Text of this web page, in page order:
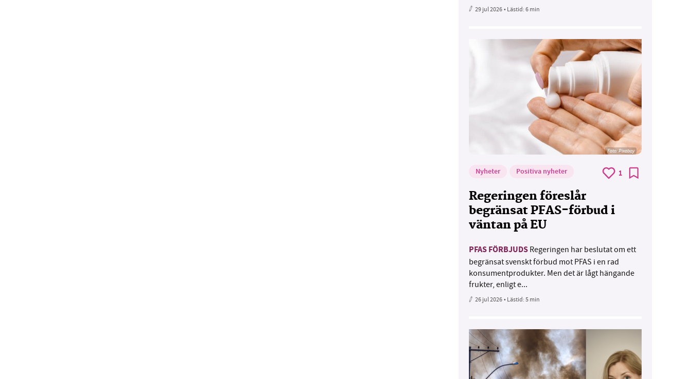
29 jul 2026• Lästid:6 min
Foto:Pixabay
Nyheter Positiva nyheter 1
Regeringen föreslår
begränsat PFAS-förbud i
väntan på EU
PFAS FÖRBJUDS Regeringen har beslutat om ett
begränsat svenskt förbud mot PFAS i en rad
konsumentprodukter. Men det är lågt hängande
frukter, enligt e...
26 jul 2026• Lästid:5 min